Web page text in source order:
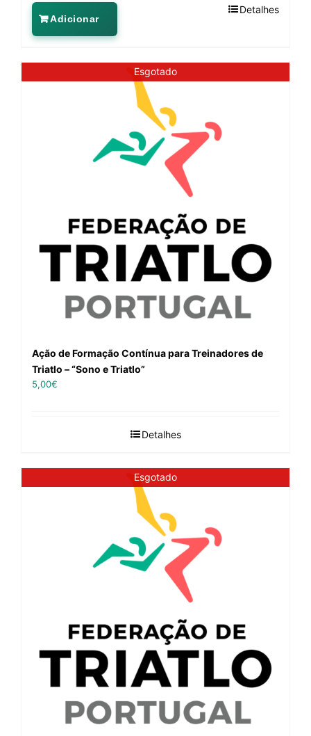
Adicionar
Detalhes
Esgotado
Ação de Formação Contínua para Treinadores de
Triatlo – “Sono e Triatlo”
5,00€
Detalhes
Esgotado